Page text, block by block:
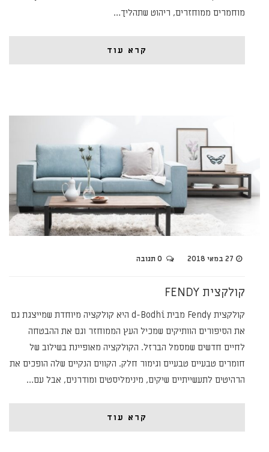
מוחמרים ממוחזרים, ריהוט שתהליך…
קרא עוד
27 במאי 2018
קולקצית FENDY
קולקצית Fendy מבית d-Bodhi היא קולקציה מיוחדת שמייצגת גם
את הסיפורים הוותיקים שמכיל העץ הממוחזר וגם את ההבטחה
לחיים חדשים שמסמל הברזל. הקולקציה מאופיינת בשילוב של
חומרים טבעיים טבעיים וגימור חלק. הקווים הנקיים שלה הופכים את
הרהיטים לתעשייתיים שיקים, מינימליסטים ומודרנים, אבל עם…
קרא עוד